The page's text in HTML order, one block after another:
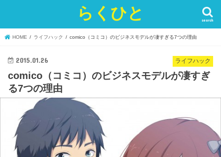
らくひと search
HOME ライフハック comico（コミコ）のビジネスモデルが凄すぎる7つの理由
ライフハック
2015.01.26
comico（コミコ）のビジネスモデルが凄すぎ
る7つの理由